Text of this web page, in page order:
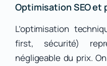
Optimisation SEO et
L’optimisation
first, sécurité)
négligeable du prix.